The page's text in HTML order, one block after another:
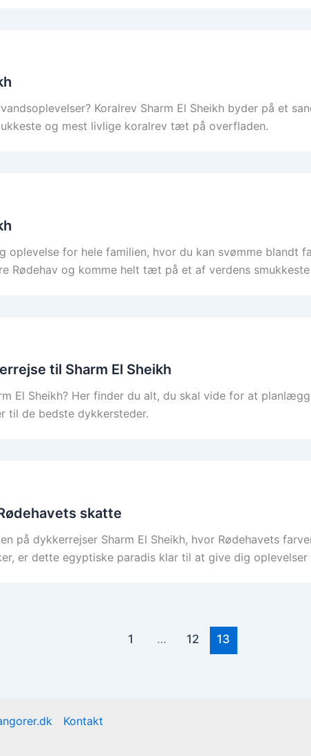
Koralrev Sharm El Sheikh byder på et
og mest livlige koralrev tæt på overfladen.
oplevelse for hele familien, hvor du kan svømme blandt
og komme helt tæt på et af verdens smukkeste
til Sharm El Sheikh
El Sheikh? Her finder du alt, du skal vide for at
til de bedste dykkersteder.
skatte
på dykkerrejser Sharm El Sheikh, hvor Rødehavets
er dette egyptiske paradis klar til at give dig
1 … 12 13
Kontakt